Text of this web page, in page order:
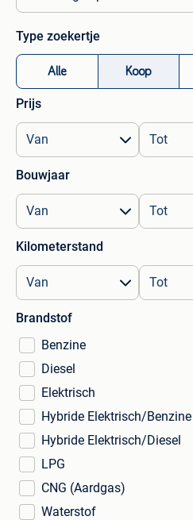
Type zoekertje
Alle Koop
Prijs
Bouwjaar
Kilometerstand
Brandstof
Benzine
Diesel
Elektrisch
Hybride Elektrisch/Benzine
Hybride Elektrisch/Diesel
LPG
CNG (Aardgas)
Waterstof